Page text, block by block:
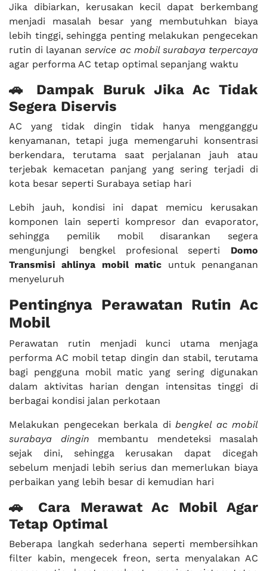
Jika dibiarkan, kerusakan kecil dapat berkembang
menjadi masalah besar yang membutuhkan biaya
lebih tinggi, sehingga penting melakukan pengecekan
rutin di layananservice ac mobil surabaya terpercaya
agar performa AC tetap optimal sepanjang waktu
🚗 Dampak Buruk Jika Ac Tidak
Segera Diservis
AC yang tidak dingin tidak hanya mengganggu
kenyamanan, tetapi juga memengaruhi konsentrasi
berkendara, terutama saat perjalanan jauh atau
terjebak kemacetan panjang yang sering terjadi di
kota besar seperti Surabaya setiap hari
Lebih jauh, kondisi ini dapat memicu kerusakan
komponen lain seperti kompresor dan evaporator,
sehingga pemilik mobil disarankan segera
mengunjungi bengkel profesional seperti Domo
Transmisi ahlinya mobil matic untuk penanganan
menyeluruh
Pentingnya Perawatan Rutin Ac
Mobil
Perawatan rutin menjadi kunci utama menjaga
performa AC mobil tetap dingin dan stabil, terutama
bagi pengguna mobil matic yang sering digunakan
dalam aktivitas harian dengan intensitas tinggi di
berbagai kondisi jalan perkotaan
Melakukan pengecekan berkala di bengkel ac mobil
surabaya dingin membantu mendeteksi masalah
sejak dini, sehingga kerusakan dapat dicegah
sebelum menjadi lebih serius dan memerlukan biaya
perbaikan yang lebih besar di kemudian hari
🚗 Cara Merawat Ac Mobil Agar
Tetap Optimal
Beberapa langkah sederhana seperti membersihkan
filter kabin, mengecek freon, serta menyalakan AC